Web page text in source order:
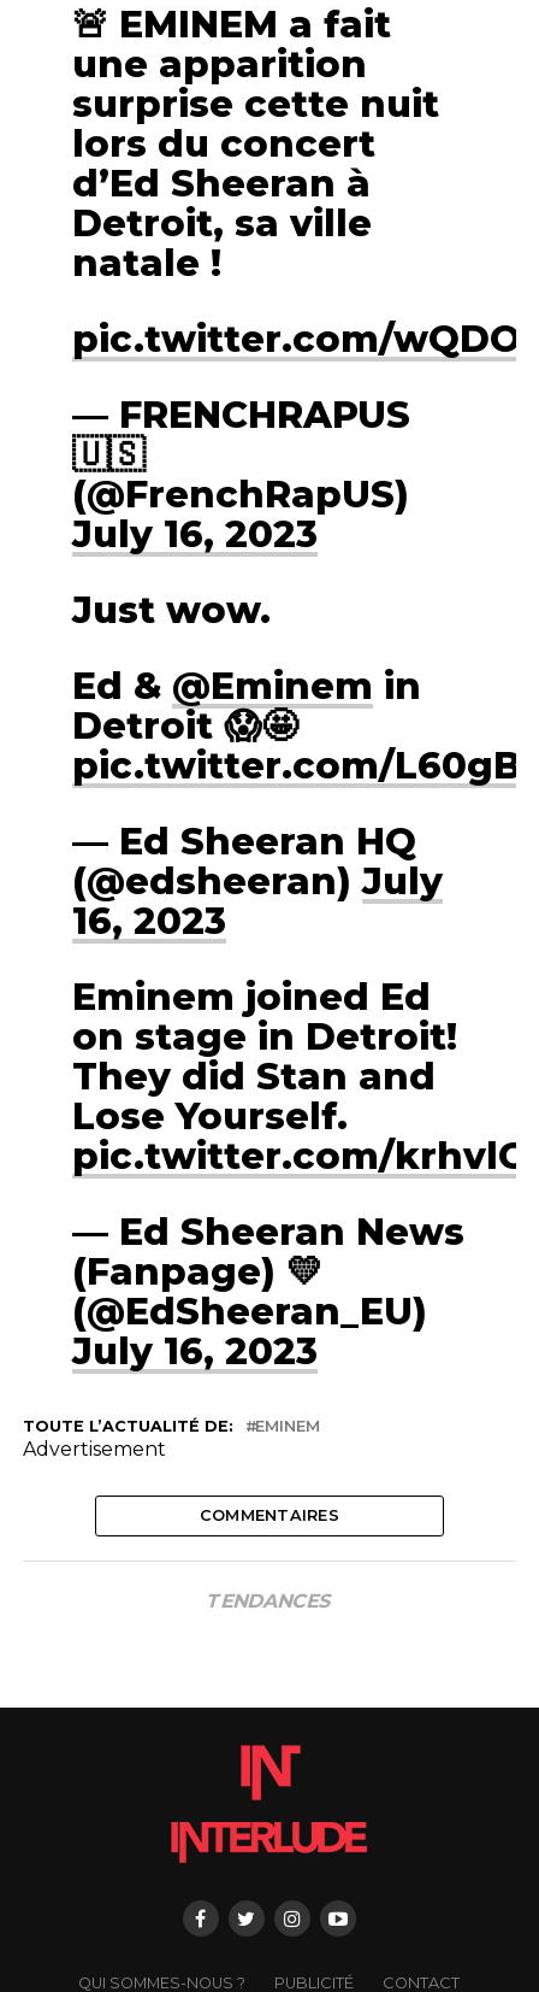
🚨 EMINEM a fait
une apparition
surprise cette nuit
lors du concert
d’Ed Sheeran à
Detroit, sa ville
natale !
pic.twitter.com/
— FRENCHRAPUS
🇺🇸
(@FrenchRapUS)
July 16, 2023
Just wow.
Ed & @Eminem in
Detroit 😱🤩
pic.twitter.com/
— Ed Sheeran HQ
(@edsheeran)July
16, 2023
Eminem joined Ed
on stage in Detroit!
They did Stan and
Lose Yourself.
pic.twitter.com/
— Ed Sheeran News
(Fanpage) 💛
(@EdSheeran_EU)
July 16, 2023
TOUTE L’ACTUALITÉ DE: EMINEM
Advertisement
COMMENTAIRES
TENDANCES
QUI SOMMES-NOUS ? PUBLICITÉ CONTACT